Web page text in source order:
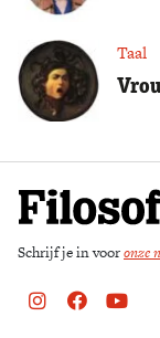
Taal
Schrijf je in vooronze
Instagram
FacebookYoutube